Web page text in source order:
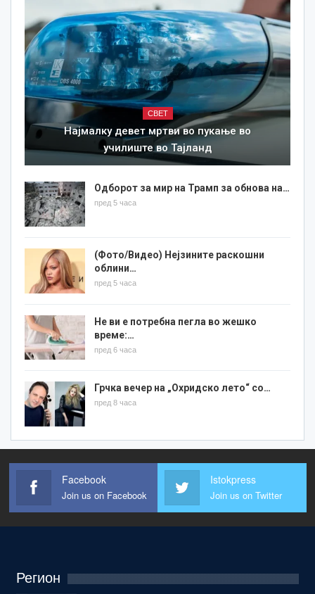
СВЕТ
Најмалку девет мртви во пукање во
училиште во Тајланд
Одборот за мир на Трамп за обнова на…
пред 5 часа
(Фото/Видео) Нејзините раскошни
облини…
пред 5 часа
Не ви е потребна пегла во жешко
време:…
пред 6 часа
Грчка вечер на „Охридско лето“ со…
пред 8 часа
Facebook
Join us on Facebook
Istokpress
Join us on Twitter
Регион